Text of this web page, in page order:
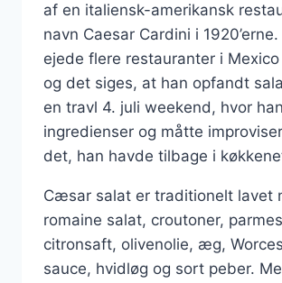
af en italiensk-amerikansk
navn Caesar Cardini i
ejede flere restauranter i Mexico
og det siges, at han opfandt
en travl 4. juli weekend, hvor
ingredienser og måtte
det, han havde tilbage i
Cæsar salat er traditionelt lavet
romaine salat, croutoner,
citronsaft, olivenolie, æg,
sauce, hvidløg og sort peber.